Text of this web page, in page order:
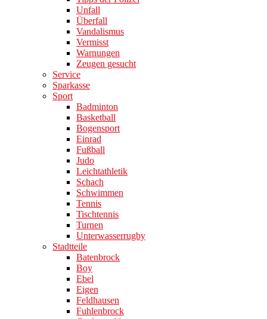
Unfall
Überfall
Vandalismus
Vermisst
Warnungen
Zeugen gesucht
Service
Sparkasse
Sport
Badminton
Basketball
Bogensport
Einrad
Fußball
Judo
Leichtathletik
Schach
Schwimmen
Tennis
Tischtennis
Turnen
Unterwasserrugby
Stadtteile
Batenbrock
Boy
Ebel
Eigen
Feldhausen
Fuhlenbrock